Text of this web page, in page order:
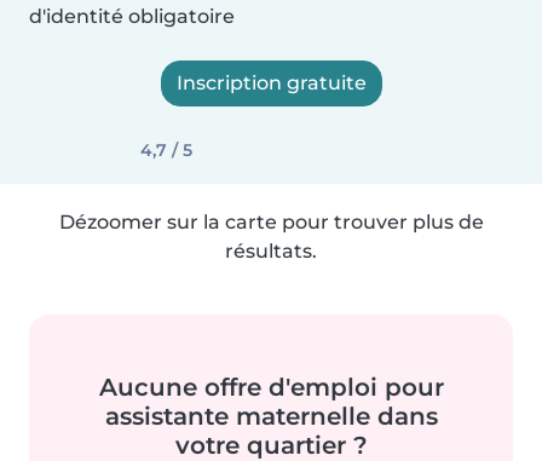
d'identité obligatoire
Inscription gratuite
4,7 / 5
Dézoomer sur la carte pour trouver plus de
résultats.
Aucune offre d'emploi pour
assistante maternelle dans
votre quartier ?